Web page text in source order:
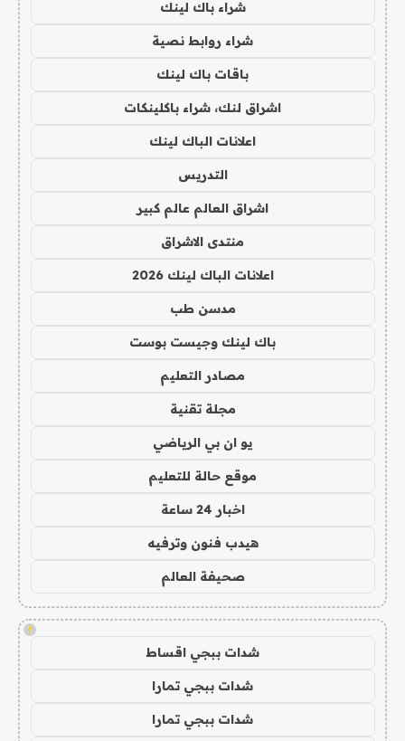
شراء باك لينك
شراء روابط نصية
باقات باك لينك
اشراق لنك، شراء باكلينكات
اعلانات الباك لينك
التدريس
اشراق العالم عالم كبير
منتدى الاشراق
اعلانات الباك لينك 2026
مدسن طب
باك لينك وجيست بوست
مصادر التعليم
مجلة تقنية
يو ان بي الرياضي
موقع حالة للتعليم
اخبار 24 ساعة
هيدب فنون وترفيه
صحيفة العالم
!
شدات ببجي اقساط
شدات ببجي تمارا
شدات ببجي تمارا